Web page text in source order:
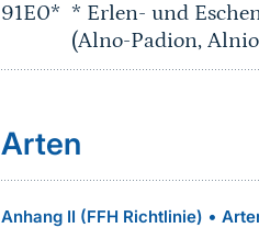
91E0* * Erlen- und
(Alno-Padion,
Arten
Anhang II (FFH Richtlinie) •